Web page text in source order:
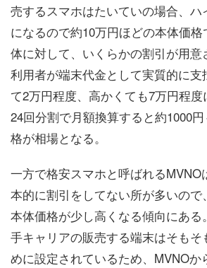
売するスマホはたいていの場合、
になるので約10万円ほどの本体価
体に対して、いくらかの割引が用意
利用者が端末代金として実質的に支
て2万円程度、高かくても7万円程度
24回分割で月額換算すると約1000
格が相場となる。
一方で格安スマホと呼ばれるMVNO
本的に割引をしてない所が多いので
本体価格が少し高くなる傾向にある
手キャリアの販売する端末はそもそ
めに設定されているため、MVNOか